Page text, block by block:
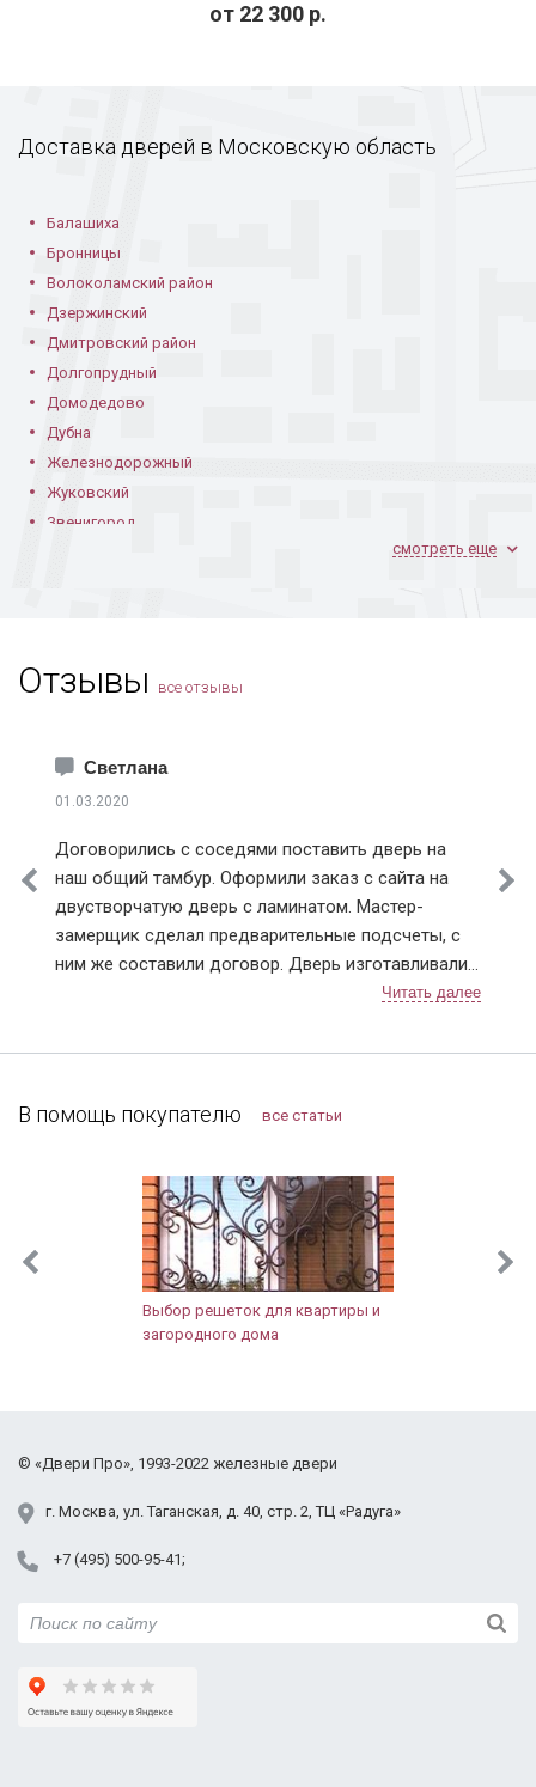
от 22 300 р.
Доставка дверей в Московскую область
Балашиха
Бронницы
Волоколамский район
Дзержинский
Дмитровский район
Долгопрудный
Домодедово
Дубна
Железнодорожный
Жуковский
Звенигород
Котельники
Лобня
Лосино-Петровский
Истринский район
Клинский район
Красногорский район
Ленинский район
Люберецкий район
Подольский район
Пушкинский район
Раменский район
Рузский район
Сергиево-Посадский район
Солнечногорский район
Юбилейный
смотреть еще
Отзывы все отзывы
Светлана
01.03.2020
Договорились с соседями поставить дверь на
наш общий тамбур. Оформили заказ с сайта на
двустворчатую дверь с ламинатом. Мастер-
замерщик сделал предварительные подсчеты, с
ним же составили договор. Дверь изготавливали
чуть больше недели, с доставкой тоже не
теперь нет ни холода, ни шума из подъезда.
Компанию я рекомендую, тут можно найти
В помощь покупателю все статьи
Выбор решеток для квартиры и
загородного дома
г. Москва, ул. Таганская, д. 40, стр. 2, ТЦ «Радуга»
+7 (495) 500-95-41
© «Двери Про», 1993-2022 железные двери